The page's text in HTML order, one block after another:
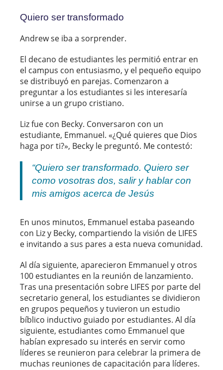
Quiero ser transformado
Andrew se iba a sorprender.
El decano de estudiantes les permitió entrar en
el campus con entusiasmo, y el pequeño equipo
se distribuyó en parejas. Comenzaron a
preguntar a los estudiantes si les interesaría
unirse a un grupo cristiano.
Liz fue con Becky. Conversaron con un
estudiante, Emmanuel. «¿Qué quieres que Dios
haga por ti?», Becky le preguntó. Me contestó:
“Quiero ser transformado. Quiero ser
como vosotras dos, salir y hablar con
mis amigos acerca de Jesús
En unos minutos, Emmanuel estaba paseando
con Liz y Becky, compartiendo la visión de LIFES
e invitando a sus pares a esta nueva comunidad.
Al día siguiente, aparecieron Emmanuel y otros
100 estudiantes en la reunión de lanzamiento.
Tras una presentación sobre LIFES por parte del
secretario general, los estudiantes se dividieron
en grupos pequeños y tuvieron un estudio
bíblico inductivo guiado por estudiantes. Al día
siguiente, estudiantes como Emmanuel que
habían expresado su interés en servir como
líderes se reunieron para celebrar la primera de
muchas reuniones de capacitación para líderes.